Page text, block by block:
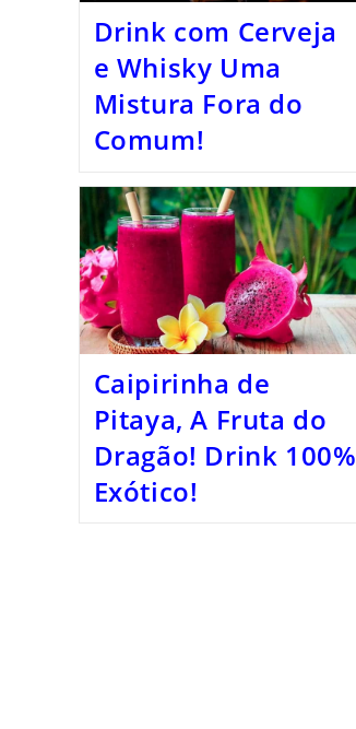
Drink com Cerveja
e Whisky Uma
Mistura Fora do
Comum!
Caipirinha de
Pitaya, A Fruta do
Dragão! Drink 100%
Exótico!